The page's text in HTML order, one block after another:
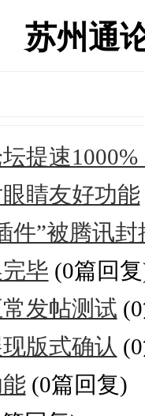
苏州通
提速
睛友好功能
件”被腾讯
毕 (0篇回
发帖测试
版式确认
(0篇回复)